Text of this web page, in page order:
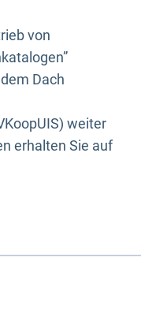
von
Dach
weiter
erhalten Sie auf